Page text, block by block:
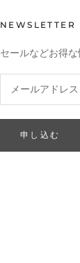
NEWSLETTER
セールなどお得
申し込む